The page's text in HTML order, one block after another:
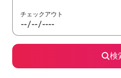
チェックアウト
検